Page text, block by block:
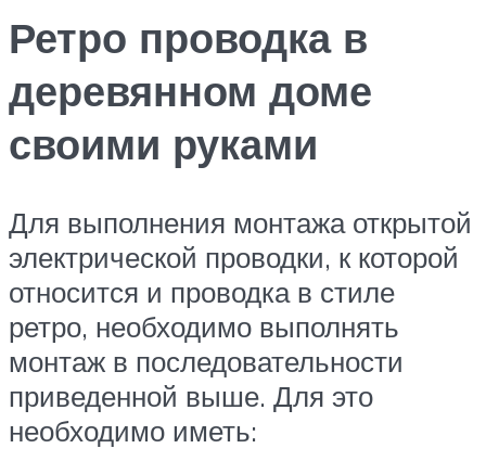
Ретро проводка в
деревянном доме
своими руками
Для выполнения монтажа открытой
электрической проводки, к которой
относится и проводка в стиле
ретро, необходимо выполнять
монтаж в последовательности
приведенной выше. Для это
необходимо иметь: